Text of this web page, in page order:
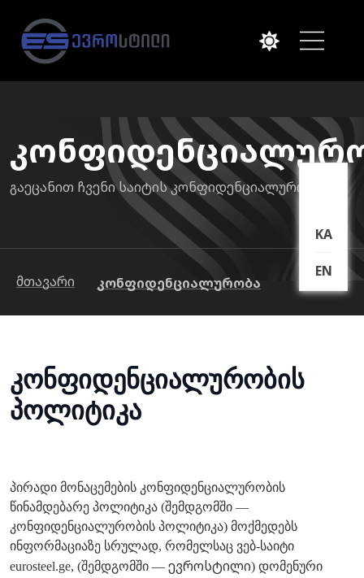
KA
EN
გაეცანით ჩვენი საიტის კონფიდენციალურობას.
მთავარი კონფიდენციალურობა
კონფიდენციალურობის
პოლიტიკა
პირადი მონაცემების კონფიდენციალურობის
წინამდებარე პოლიტიკა (შემდგომში —
კონფიდენციალურობის პოლიტიკა) მოქმედებს
ინფორმაციაზე სრულად, რომელსაც ვებ-საიტი
eurosteel.ge, (შემდგომში — ევროსტილი) დომენური